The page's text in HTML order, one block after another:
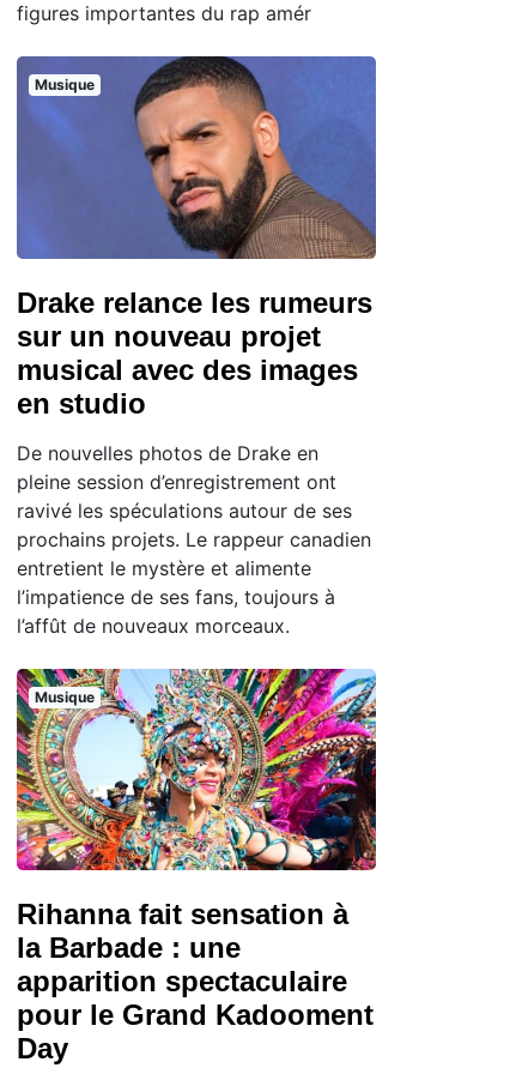
figures importantes du rap amér
Musique
Drake relance les rumeurs
sur un nouveau projet
musical avec des images
en studio
De nouvelles photos de Drake en
pleine session d’enregistrement ont
ravivé les spéculations autour de ses
prochains projets. Le rappeur canadien
entretient le mystère et alimente
l’impatience de ses fans, toujours à
l’affût de nouveaux morceaux.
Musique
Rihanna fait sensation à
la Barbade : une
apparition spectaculaire
pour le Grand Kadooment
Day